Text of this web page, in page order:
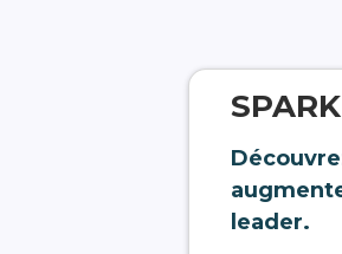
leader.